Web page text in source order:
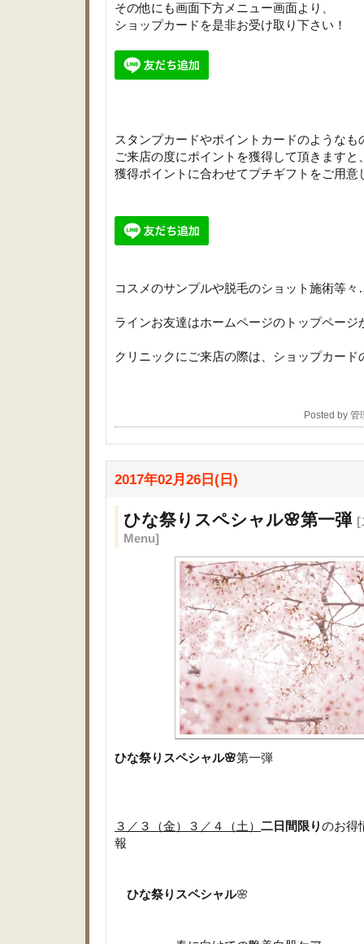
その他にも画面下方メニュー画面より、
ショップカードを是非お受け取り下さい！
スタンプカードやポイントカードのようなも
ご来店の度にポイントを獲得して頂きますと
獲得ポイントに合わせてプチギフトをご用意
コスメのサンプルや脱毛のショット施術等
ラインお友達はホームページのトップペー
クリニックにご来店の際は、ショップカー
Posted by
2017年02月26日(日)
ひな祭りスペシャル🌸第一弾 [
Menu]
ひな祭りスペシャル🌸第一弾
３／３（金）３／４（土） 二日間限りのお得
報
ひな祭りスペシャル🌸